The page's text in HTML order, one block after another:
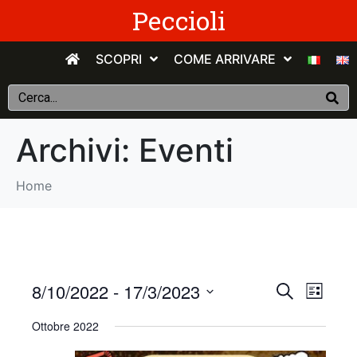
Peccioli
SCOPRI COME ARRIVARE
Archivi: Eventi
Home
E
v
C
r
a
E
e
E
e
8/10/2022 - 17/3/2023
e
Ottobre 2022